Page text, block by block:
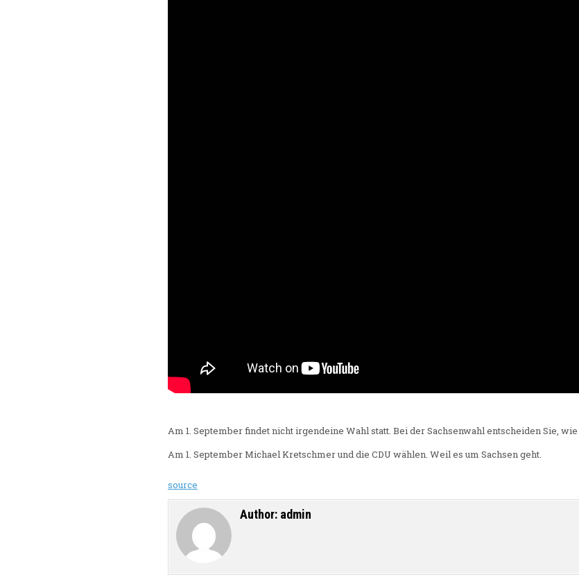
Am 1. September findet nicht irgendeine Wahl statt. Bei der Sachsenwahl entscheiden Sie,
Am 1. September Michael Kretschmer und die CDU wählen. Weil es um Sachsen geht.
source
Author: admin